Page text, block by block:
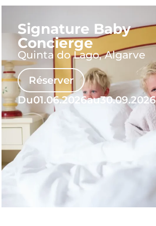
Signature Baby
Concierge
Quinta do Lago, Algarve
Réserver
Du01.06.2026au30.09.2026